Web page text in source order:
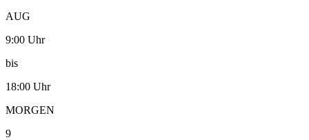
AUG
9:00 Uhr
bis
18:00 Uhr
MORGEN
9